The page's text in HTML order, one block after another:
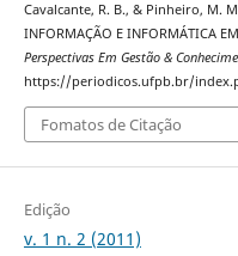
Cavalcante, R. B., & Pinheiro, M.
INFORMAÇÃO E INFORMÁTICA
Perspectivas Em Gestão &
https://periodicos.ufpb.br/
Fomatos de Citação
Edição
v. 1 n. 2 (2011)